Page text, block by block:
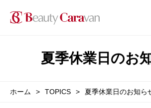
夏季休業日のお
ホーム TOPICS 夏季休業日のお知ら